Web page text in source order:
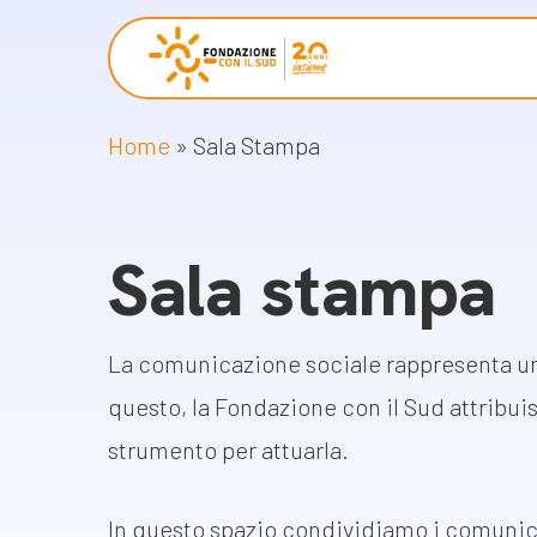
Home » Sala Stampa
Sala stampa
La comunicazione sociale rappresenta
questo, la Fondazione con il Sud
strumento per attuarla.
In questo spazio condividiamo i
La nostra missione
Con i bambini
Progetti